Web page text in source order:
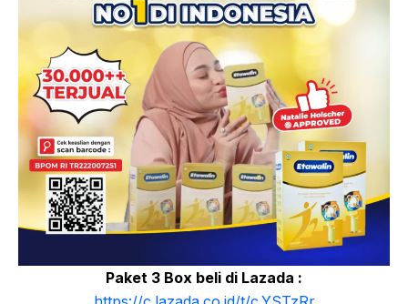
Paket 3 Box beli di Lazada :